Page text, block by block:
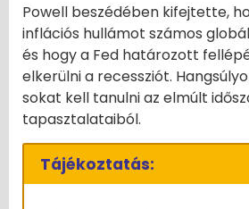
Powell beszédében kifejtette,
inflációs hullámot számos
és hogy a Fed határozott
elkerülni a recessziót.
sokat kell tanulni az elmúlt
tapasztalataiból.
Tájékoztatás: